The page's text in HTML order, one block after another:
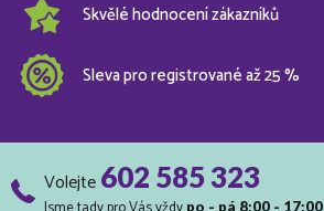
Skvělé hodnocení zákazníků
Sleva pro registrované až 25 %
Volejte602 585 323
po - pá 8:00 - 17:00